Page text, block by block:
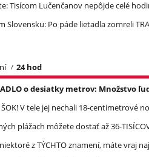
Tisícom Lučenčanov nepôjde celé
Slovensku: Po páde lietadla zomreli
24 hod
o desiatky metrov: Množstvo
V tele jej nechali 18-centimetrové
plážach môžete dostať až 36-
z TÝCHTO znamení, máte vraj